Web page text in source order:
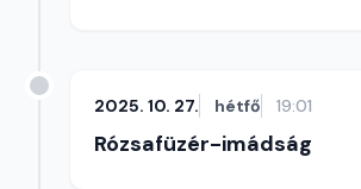
2025. 10. 27. hétfő 19:01
Rózsafüzér-imádság